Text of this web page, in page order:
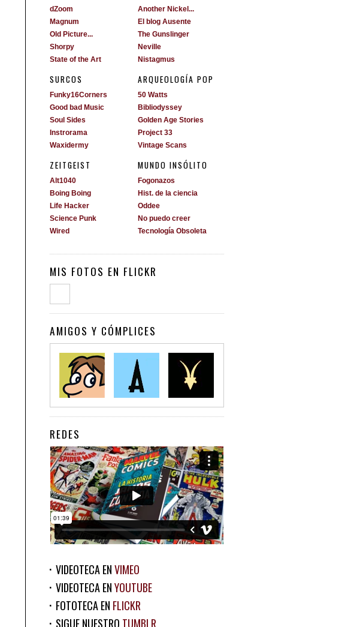
dZoom
Magnum
Old Picture...
Shorpy
State of the Art
SURCOS
Funky16Corners
Good bad Music
Soul Sides
Instrorama
Waxidermy
ZEITGEIST
Alt1040
Boing Boing
Life Hacker
Science Punk
Wired
Another Nickel...
El blog Ausente
The Gunslinger
Neville
Nistagmus
ARQUEOLOGÍA POP
50 Watts
Bibliodyssey
Golden Age Stories
Project 33
Vintage Scans
MUNDO INSÓLITO
Fogonazos
Hist. de la ciencia
Oddee
No puedo creer
Tecnología Obsoleta
MIS FOTOS EN FLICKR
AMIGOS Y CÓMPLICES
REDES
VIDEOTECA ENVIMEO
VIDEOTECA ENYOUTUBE
FOTOTECA EN FLICKR
SIGUE NUESTRO TUMBLR